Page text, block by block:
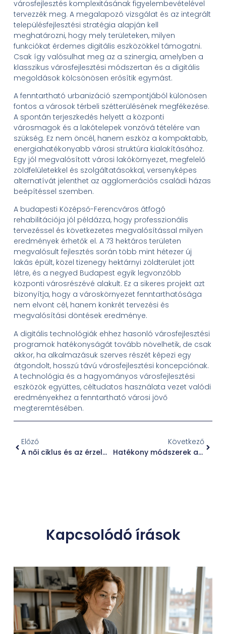
városfejlesztés komplexitásának figyelembevételével
tervezzék meg. A megalapozó vizsgálat és az integrált
településfejlesztési stratégia alapján kell
meghatározni, hogy mely területeken, milyen
funkciókat érdemes digitális eszközökkel támogatni.
Csak így valósulhat meg az a szinergia, amelyben a
klasszikus városfejlesztési módszertan és a digitális
megoldások kölcsönösen erősítik egymást.
A fenntartható urbanizáció szempontjából különösen
fontos a városok térbeli szétterülésének megfékezése.
A spontán terjeszkedés helyett a központi
városmagok és a lakótelepek vonzóvá tételére van
szükség. Ez nem öncél, hanem eszköz a kompaktabb,
energiahatékonyabb városi struktúra kialakításához.
Egy jól megvalósított városi lakókörnyezet, megfelelő
zöldfelületekkel és szolgáltatásokkal, versenyképes
alternatívát jelenthet az agglomerációs családi házas
beépítéssel szemben.
A budapesti Középső-Ferencváros átfogó
rehabilitációja jól példázza, hogy professzionális
tervezéssel és következetes megvalósítással milyen
eredmények érhetők el. A 73 hektáros területen
megvalósult fejlesztés során több mint hétezer új
lakás épült, közel tizenegy hektárnyi zöldterület jött
létre, és a negyed Budapest egyik legvonzóbb
központi városrészévé alakult. Ez a sikeres projekt azt
bizonyítja, hogy a városkörnyezet fenntarthatósága
nem elvont cél, hanem konkrét tervezési és
megvalósítási döntések eredménye.
A digitális technológiák ehhez hasonló városfejlesztési
programok hatékonyságát tovább növelhetik, de csak
akkor, ha alkalmazásuk szerves részét képezi egy
átgondolt, hosszú távú városfejlesztési koncepciónak.
A technológia és a hagyományos városfejlesztési
eszközök együttes, céltudatos használata vezet valódi
eredményekhez a fenntartható városi jövő
megteremtésében.
Előző
A női ciklus és az érzelmi viharok – természetes támogatás a hormonális egyensúlyért
Következő
Hatékony módszerek a mindennapi feszültség csökkentésére és a kiegyensúlyozott élet megteremtésére
Kapcsolódó írások